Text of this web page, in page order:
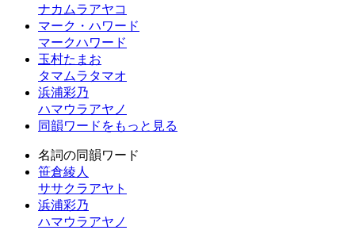
ナカムラアヤコ
マーク・ハワード
マークハワード
玉村たまお
タマムラタマオ
浜浦彩乃
ハマウラアヤノ
同韻ワードをもっと見る
名詞の同韻ワード
笹倉綾人
ササクラアヤト
浜浦彩乃
ハマウラアヤノ